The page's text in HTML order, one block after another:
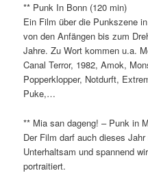
** Punk In Bonn (120 min)
Ein Film über die Punkszene
von den Anfängen bis zum
Jahre. Zu Wort kommen u.a.
Canal Terror, 1982, Amok,
Popperklopper, Notdurft,
Puke,…
** Mia san dageng! – Punk in
Der Film darf auch dieses
Unterhaltsam und spannend
portraitiert.